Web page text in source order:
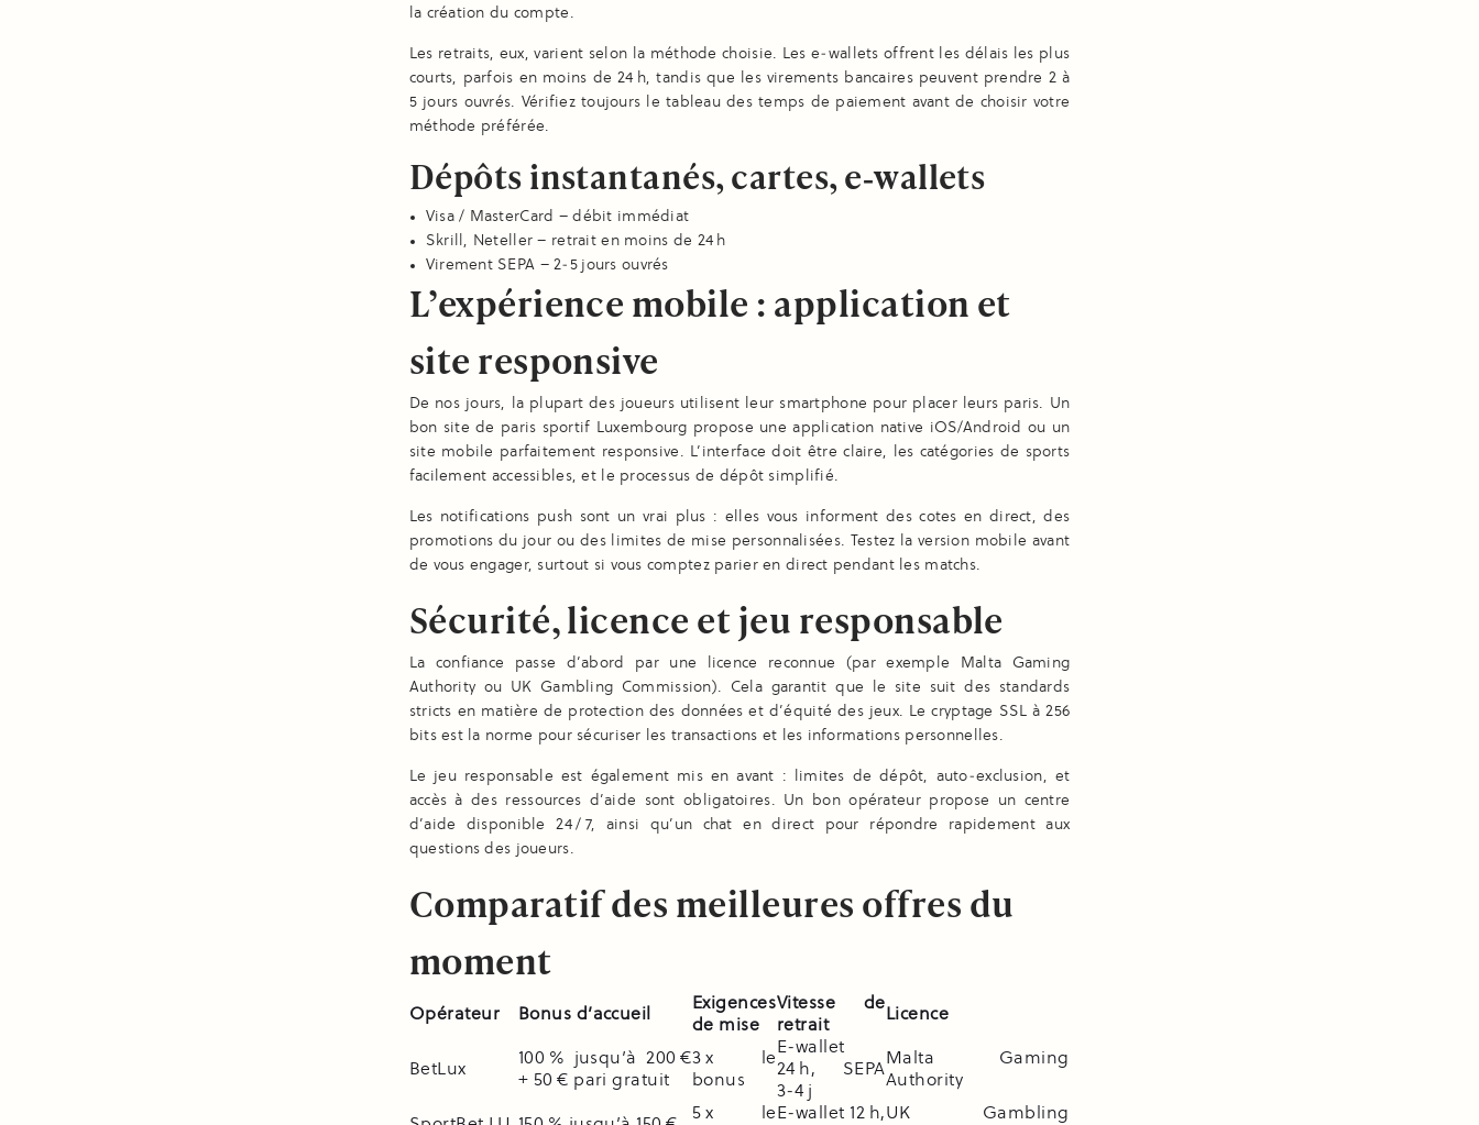
la création du compte.
Les retraits, eux, varient selon la méthode choisie. Les e‑wallets offrent les délais les plus
courts, parfois en moins de 24 h, tandis que les virements bancaires peuvent prendre 2 à
5 jours ouvrés. Vérifiez toujours le tableau des temps de paiement avant de choisir votre
méthode préférée.
Dépôts instantanés, cartes, e‑wallets
Visa / MasterCard – débit immédiat
Skrill, Neteller – retrait en moins de 24 h
Virement SEPA – 2‑5 jours ouvrés
L’expérience mobile : application et
site responsive
De nos jours, la plupart des joueurs utilisent leur smartphone pour placer leurs paris. Un
bon site de paris sportif Luxembourg propose une application native iOS/Android ou un
site mobile parfaitement responsive. L’interface doit être claire, les catégories de sports
facilement accessibles, et le processus de dépôt simplifié.
Les notifications push sont un vrai plus : elles vous informent des cotes en direct, des
promotions du jour ou des limites de mise personnalisées. Testez la version mobile avant
de vous engager, surtout si vous comptez parier en direct pendant les matchs.
Sécurité, licence et jeu responsable
La confiance passe d’abord par une licence reconnue (par exemple Malta Gaming
Authority ou UK Gambling Commission). Cela garantit que le site suit des standards
stricts en matière de protection des données et d’équité des jeux. Le cryptage SSL à 256
bits est la norme pour sécuriser les transactions et les informations personnelles.
Le jeu responsable est également mis en avant : limites de dépôt, auto‑exclusion, et
accès à des ressources d’aide sont obligatoires. Un bon opérateur propose un centre
d’aide disponible 24 / 7, ainsi qu’un chat en direct pour répondre rapidement aux
questions des joueurs.
Comparatif des meilleures offres du
moment
Opérateur Bonus d’accueil
Exigences
de mise
Vitesse de
retrait
Licence
BetLux
100 % jusqu’à 200 €
+ 50 € pari gratuit
3 x le
bonus
E‑wallet
24 h, SEPA
3‑4 j
Malta Gaming
Authority
5 x leE‑wallet 12 h,UK Gambling